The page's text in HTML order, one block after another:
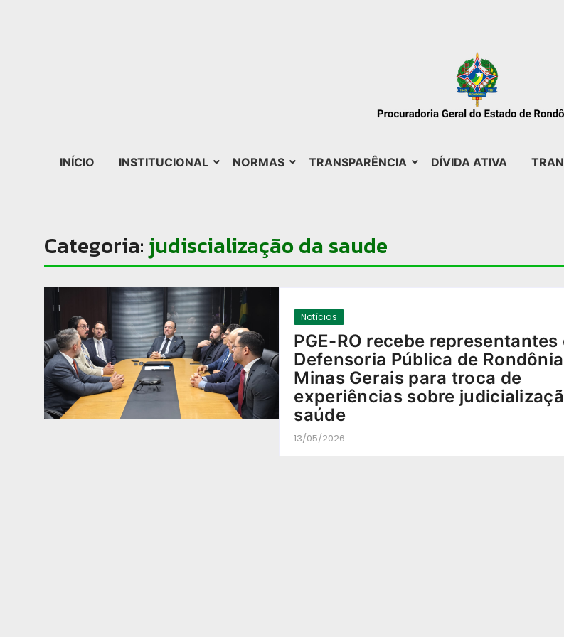
INÍCIO INSTITUCIONAL NORMAS TRANSPARÊNCIA DÍVIDA ATIVA
Categoria: judiscialização da saude
Notícias
PGE-RO recebe representantes
Defensoria Pública de
Minas Gerais para troca de
experiências sobre
saúde
13/05/2026